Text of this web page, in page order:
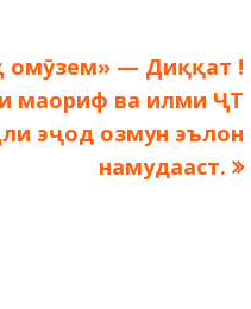
омӯзем» — Диққат !
маориф ва илми ҶТ
эҷод озмун эълон
намудааст.